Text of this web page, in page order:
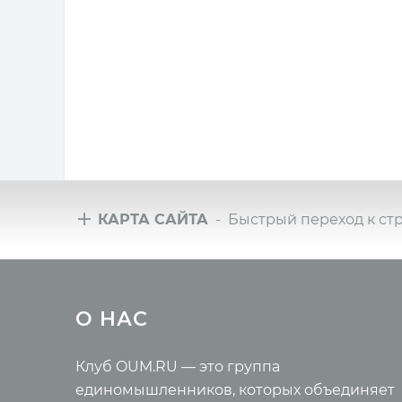
КАРТА САЙТА - Быстрый переход к
Йога-туры с клубом OUM.RU
Фото йога-туров
Аудио отзывы о турах
О НАС
Клуб OUM.RU — это группа
единомышленников, которых объединяет